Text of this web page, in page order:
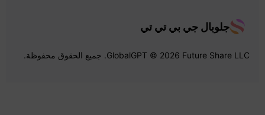
جلوبال جي بي تي تي
GlobalGPT © 2026 Future Share LLC. جميع الحقوق محفوظة.